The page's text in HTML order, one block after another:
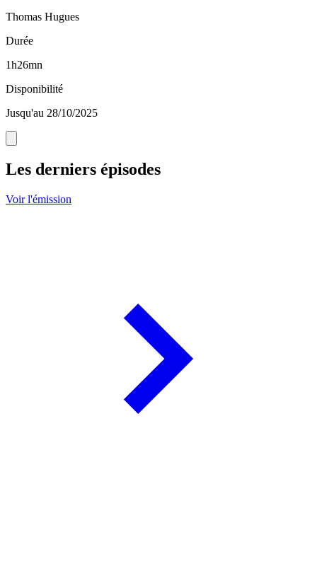
Thomas Hugues
Durée
1h26mn
Disponibilité
Jusqu'au 28/10/2025
Les derniers épisodes
Voir l'émission